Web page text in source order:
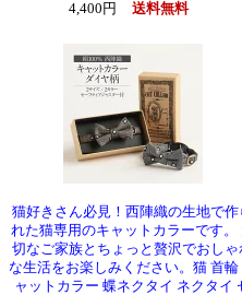
4,400円
送料無料
猫好きさん必見！西陣織の生地で作
れた猫専用のキャットカラーです。
切なご家族とちょっと贅沢でおしゃ
な生活をお楽しみください。猫 首輪
ャットカラー 蝶ネクタイ ネクタイ